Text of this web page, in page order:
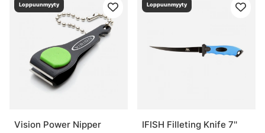
Loppuunmyyty
Vision Power Nipper
Loppuunmyyty
IFISH Filleting Knife 7''